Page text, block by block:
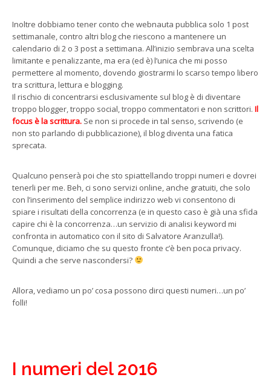
Inoltre dobbiamo tener conto che webnauta pubblica solo 1 post
settimanale, contro altri blog che riescono a mantenere un
calendario di 2 o 3 post a settimana. All’inizio sembrava una scelta
limitante e penalizzante, ma era (ed è) l’unica che mi posso
permettere al momento, dovendo giostrarmi lo scarso tempo libero
tra scrittura, lettura e blogging.
Il rischio di concentrarsi esclusivamente sul blog è di diventare
troppo blogger, troppo social, troppo commentatori e non scrittori. Il
focus è la scrittura. Se non si procede in tal senso, scrivendo (e
non sto parlando di pubblicazione), il blog diventa una fatica
sprecata.
Qualcuno penserà poi che sto spiattellando troppi numeri e dovrei
tenerli per me. Beh, ci sono servizi online, anche gratuiti, che solo
con l’inserimento del semplice indirizzo web vi consentono di
spiare i risultati della concorrenza (e in questo caso è già una sfida
capire chi è la concorrenza…un servizio di analisi keyword mi
confronta in automatico con il sito di Salvatore Aranzulla!).
Comunque, diciamo che su questo fronte c’è ben poca privacy.
Quindi a che serve nascondersi?
Allora, vediamo un po’ cosa possono dirci questi numeri…un po’
folli!
I numeri del 2016